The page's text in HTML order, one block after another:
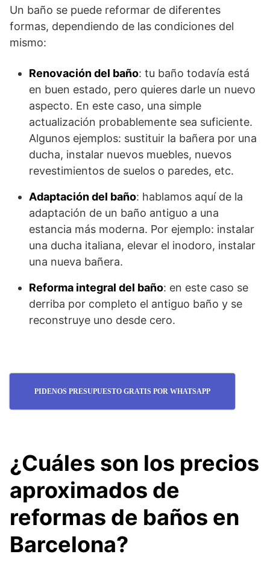
Un baño se puede reformar de diferentes
formas, dependiendo de las condiciones del
mismo:
Renovación del baño: tu baño todavía está
en buen estado, pero quieres darle un nuevo
aspecto. En este caso, una simple
actualización probablemente sea suficiente.
Algunos ejemplos: sustituir la bañera por una
ducha, instalar nuevos muebles, nuevos
revestimientos de suelos o paredes, etc.
Adaptación del baño: hablamos aquí de la
adaptación de un baño antiguo a una
estancia más moderna. Por ejemplo: instalar
una ducha italiana, elevar el inodoro, instalar
una nueva bañera.
Reforma integral del baño: en este caso se
derriba por completo el antiguo baño y se
reconstruye uno desde cero.
PIDENOS PRESUPUESTO GRATIS POR WHATSAPP
¿Cuáles son los precios
aproximados de
reformas de baños en
Barcelona?